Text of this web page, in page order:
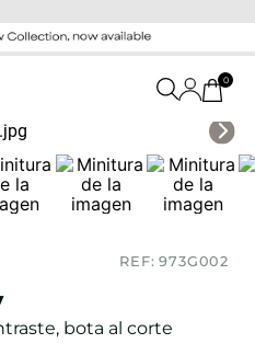
0
REF:973G002
bota al corte